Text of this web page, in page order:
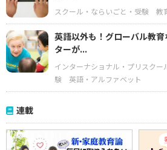
スクール・ならいごと・受験 教
英語以外も！グローバル教
ターが...
インターナショナル・プリスクー
験
英語・アルファベット
連載